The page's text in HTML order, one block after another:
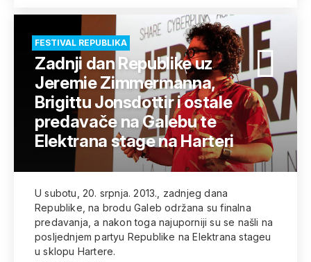
FESTIVAL REPUBLIKA
Zadnji dan Republike uz
Jeremie Zimmermanna,
Brigittu Jonsdottir i ostale
predavače na Galebu te
Elektrana stage na Harteri
U subotu, 20. srpnja. 2013., zadnjeg dana
Republike, na brodu Galeb održana su finalna
predavanja, a nakon toga najuporniji su se našli na
posljednjem partyu Republike na Elektrana stageu
u sklopu Hartere.